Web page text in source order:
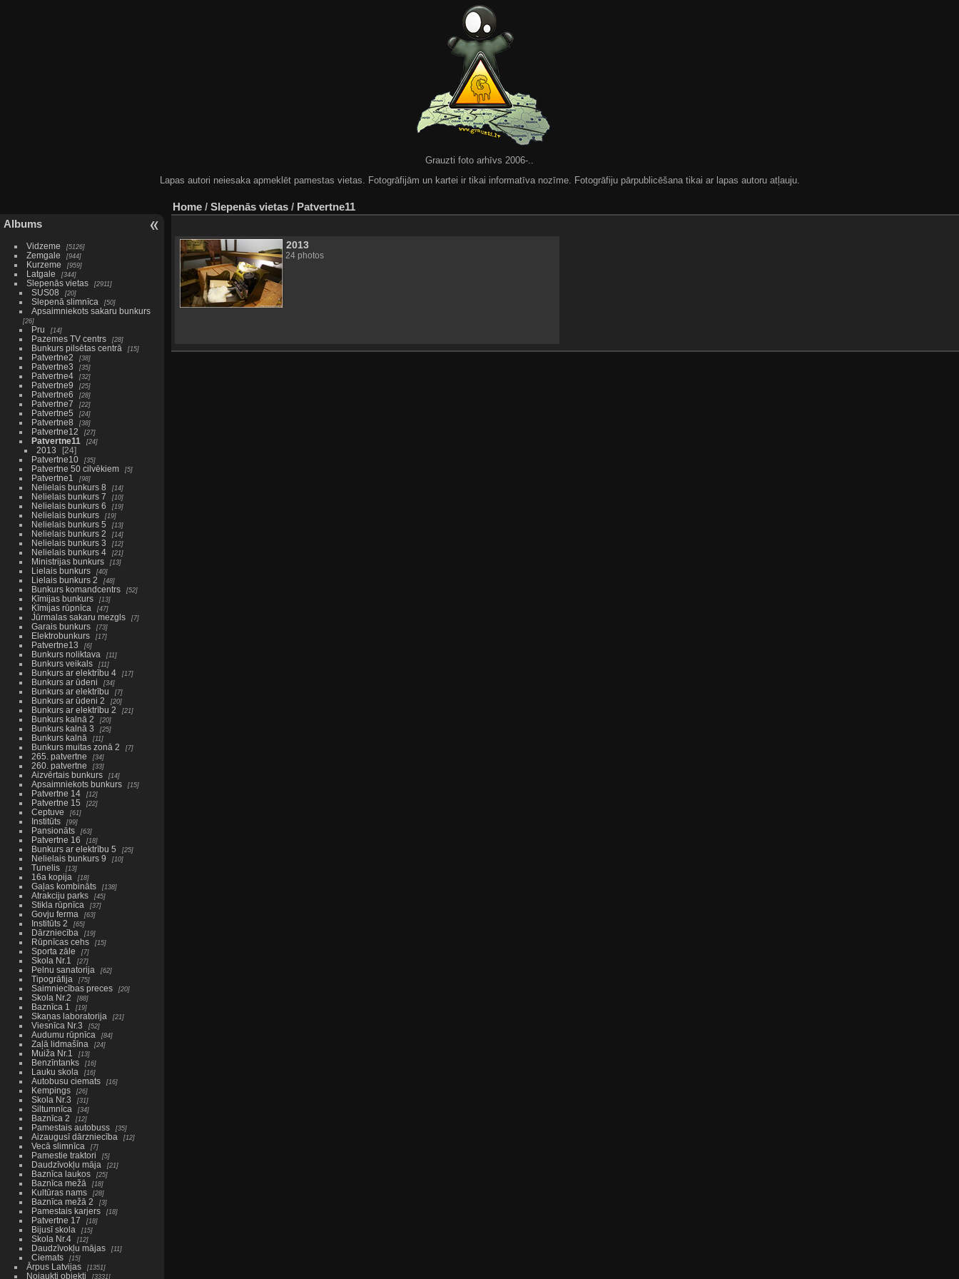
Grauzti foto arhīvs 2006-..
Lapas autori neiesaka apmeklēt pamestas vietas. Fotogrāfijām un kartei ir tikai informatīva nozīme. Fotogrāfiju pārpublicēšana tikai ar lapas autoru atļauju.
Albums
Vidzeme 5126
Zemgale 944
Kurzeme 959
Latgale 344
Slepenās vietas 2911
SUS08 20
Slepenā slimnīca 50
Apsaimniekots sakaru bunkurs
26
Pru 14
Pazemes TV centrs 28
Bunkurs pilsētas centrā 15
Patvertne2 38
Patvertne3 35
Patvertne4 32
Patvertne9 25
Patvertne6 28
Patvertne7 22
Patvertne5 24
Patvertne8 38
Patvertne12 27
Patvertne11 24
2013
24
Patvertne10
35
Patvertne 50 cilvēkiem 5
Patvertne1 98
Nelielais bunkurs 8 14
Nelielais bunkurs 7 10
Nelielais bunkurs 6 19
Nelielais bunkurs 19
Nelielais bunkurs 5 13
Nelielais bunkurs 2 14
Nelielais bunkurs 3 12
Nelielais bunkurs 4 21
Ministrijas bunkurs 13
Lielais bunkurs 40
Lielais bunkurs 2 48
Bunkurs komandcentrs 52
Ķīmijas bunkurs 13
Ķīmijas rūpnīca 47
Jūrmalas sakaru mezgls 7
Garais bunkurs 73
Elektrobunkurs 17
Patvertne13 6
Bunkurs noliktava 11
Bunkurs veikals 11
Bunkurs ar elektrību 4 17
Bunkurs ar ūdeni 34
Bunkurs ar elektrību 7
Bunkurs ar ūdeni 2 20
Bunkurs ar elektrību 2 21
Bunkurs kalnā 2 20
Bunkurs kalnā 3 25
Bunkurs kalnā 11
Bunkurs muitas zonā 2 7
265. patvertne 34
260. patvertne 33
Aizvērtais bunkurs 14
Apsaimniekots bunkurs 15
Patvertne 14 12
Patvertne 15 22
Ceptuve 61
Institūts 99
Pansionāts 63
Patvertne 16 18
Bunkurs ar elektrību 5 25
Nelielais bunkurs 9 10
Tunelis 13
16a kopija 18
Gaļas kombināts 138
Atrakciju parks 45
Stikla rūpnīca 37
Govju ferma 63
Institūts 2 65
Dārzniecība 19
Rūpnīcas cehs 15
Sporta zāle 7
Skola Nr.1 27
Pelnu sanatorija 62
Tipogrāfija 75
Saimniecības preces 20
Skola Nr.2 88
Baznīca 1 19
Skaņas laboratorija 21
Viesnīca Nr.3 52
Audumu rūpnīca 84
Zaļā lidmašīna 24
Muiža Nr.1 13
Benzīntanks 16
Lauku skola 16
Autobusu ciemats 16
Kempings 26
Skola Nr.3 31
Siltumnīca 34
Baznīca 2 12
Pamestais autobuss 35
Aizaugusī dārzniecība 12
Vecā slimnīca 7
Pamestie traktori 5
Daudzīvokļu māja 21
Baznīca laukos 25
Baznīca mežā 18
Kultūras nams 28
Baznīca mežā 2 3
Pamestais karjers 18
Patvertne 17 18
Bijusī skola 15
Skola Nr.4 12
Daudzīvokļu mājas 11
Ciemats 15
Ārpus Latvijas 1351
Nojaukti objekti 3331
Home / Slepenās vietas / Patvertne11
2013
24 photos